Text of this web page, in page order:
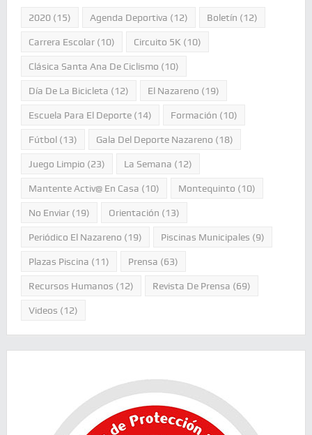
2020(15) Agenda Deportiva (12) Boletín (12)
Carrera Escolar(10) Circuito 5K (10)
Clásica Santa Ana De Ciclismo (10)
Día De La Bicicleta (12) El Nazareno (19)
Escuela Para El Deporte(14) Formación (10)
Fútbol(13) Gala Del Deporte Nazareno (18)
Juego Limpio (23) La Semana (12)
Mantente Activ@ En Casa (10) Montequinto (10)
No Enviar(19) Orientación (13)
Periódico El Nazareno (19) Piscinas Municipales (9)
Plazas Piscina (11) Prensa (63)
Recursos Humanos (12) Revista De Prensa (69)
Videos (12)